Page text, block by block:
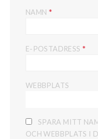
NAMN *
E-POSTADRESS *
WEBBPLATS
SPARA MITT
OCH WEBBPLATS I